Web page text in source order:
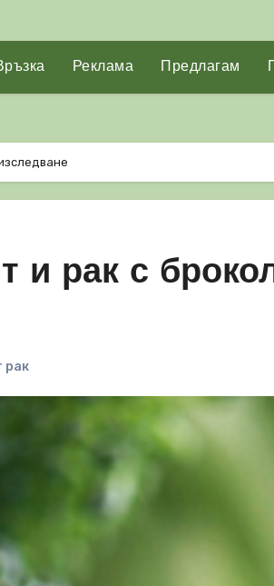
Реклама Предлагам
и рак с
рак